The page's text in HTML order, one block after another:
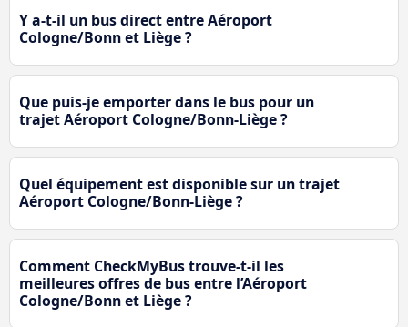
Y a-t-il un bus direct entre Aéroport
Cologne/Bonn et Liège ?
Que puis-je emporter dans le bus pour un
trajet Aéroport Cologne/Bonn-Liège ?
Quel équipement est disponible sur un trajet
Aéroport Cologne/Bonn-Liège ?
Comment CheckMyBus trouve-t-il les
meilleures offres de bus entre l’Aéroport
Cologne/Bonn et Liège ?